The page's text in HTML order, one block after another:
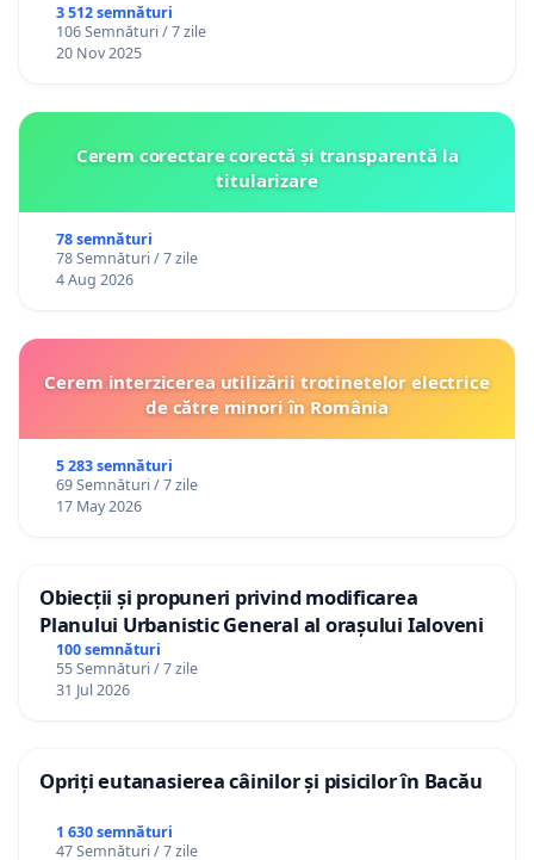
3 512 semnături
106 Semnături / 7 zile
20 Nov 2025
Cerem corectare corectă și transparentă la
titularizare
78 semnături
78 Semnături / 7 zile
4 Aug 2026
Cerem interzicerea utilizării trotinetelor electrice
de către minori în România
5 283 semnături
69 Semnături / 7 zile
17 May 2026
Obiecții și propuneri privind modificarea
Planului Urbanistic General al orașului Ialoveni
100 semnături
55 Semnături / 7 zile
31 Jul 2026
Opriți eutanasierea câinilor și pisicilor în Bacău
1 630 semnături
47 Semnături / 7 zile